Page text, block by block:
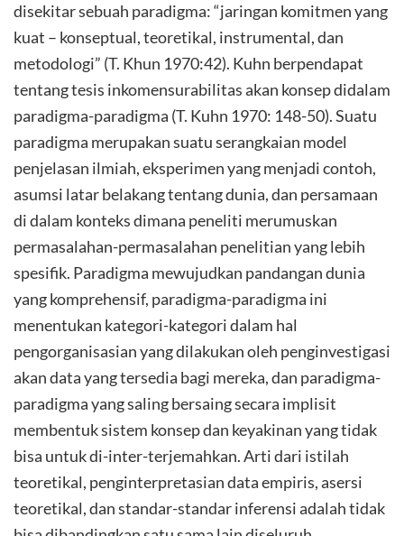
disekitar sebuah paradigma: “jaringan komitmen yang
kuat – konseptual, teoretikal, instrumental, dan
metodologi” (T. Khun 1970:42). Kuhn berpendapat
tentang tesis inkomensurabilitas akan konsep didalam
paradigma-paradigma (T. Kuhn 1970: 148-50). Suatu
paradigma merupakan suatu serangkaian model
penjelasan ilmiah, eksperimen yang menjadi contoh,
asumsi latar belakang tentang dunia, dan persamaan
di dalam konteks dimana peneliti merumuskan
permasalahan-permasalahan penelitian yang lebih
spesifik. Paradigma mewujudkan pandangan dunia
yang komprehensif, paradigma-paradigma ini
menentukan kategori-kategori dalam hal
pengorganisasian yang dilakukan oleh penginvestigasi
akan data yang tersedia bagi mereka, dan paradigma-
paradigma yang saling bersaing secara implisit
membentuk sistem konsep dan keyakinan yang tidak
bisa untuk di-inter-terjemahkan. Arti dari istilah
teoretikal, penginterpretasian data empiris, asersi
teoretikal, dan standar-standar inferensi adalah tidak